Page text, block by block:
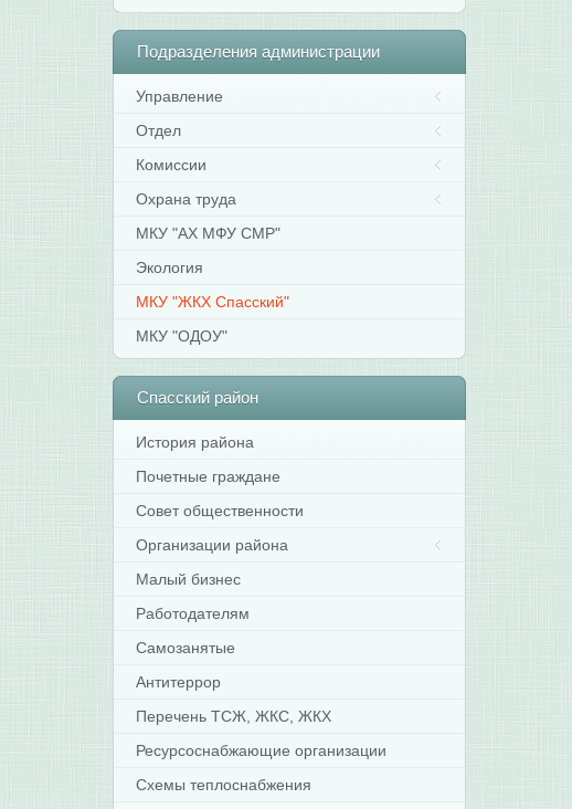
Подразделения администрации
Управление
Отдел
Комиссии
Охрана труда
МКУ "АХ МФУ СМР"
Экология
МКУ "ЖКХ Спасский"
МКУ "ОДОУ"
Спасский район
История района
Почетные граждане
Совет общественности
Организации района
Малый бизнес
Работодателям
Самозанятые
Антитеррор
Перечень ТСЖ, ЖКС, ЖКХ
Ресурсоснабжающие организации
Схемы теплоснабжения